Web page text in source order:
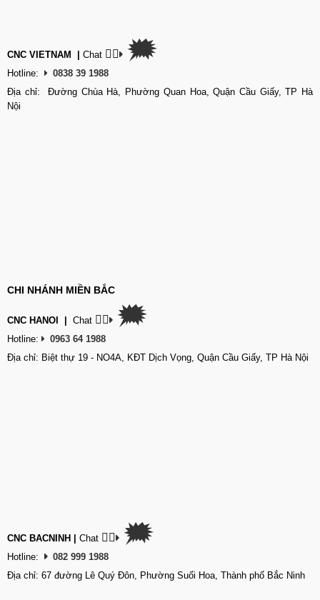
CNC VIETNAM Chat 👉🏽 🗯
Hotline:
0838 39 1988
Địa chỉ: Đường Chùa Hà, Phường Quan Hoa, Quận Cầu Giấy, TP Hà
Nội
CHI NHÁNH MIỀN BẮC
CNC HANOI Chat 👉🏽 🗯
Hotline:
0963 64 1988
Địa chỉ: Biệt thự 19 - NO4A, KĐT Dịch Vọng, Quận Cầu Giấy, TP Hà Nội
CNC BACNINH Chat 👉🏽 🗯
Hotline:
082 999 1988
Địa chỉ: 67 đường Lê Quý Đôn, Phường Suối Hoa, Thành phố Bắc Ninh